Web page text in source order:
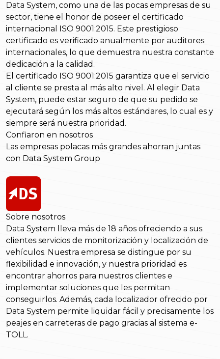
Data System, como una de las pocas empresas de su
sector, tiene el honor de poseer el certificado
internacional ISO 9001:2015. Este prestigioso
certificado es verificado anualmente por auditores
internacionales, lo que demuestra nuestra constante
dedicación a la calidad.
El certificado ISO 9001:2015 garantiza que el servicio
al cliente se presta al más alto nivel. Al elegir Data
System, puede estar seguro de que su pedido se
ejecutará según los más altos estándares, lo cual es y
siempre será nuestra prioridad.
Confiaron en nosotros
Las empresas polacas más grandes ahorran juntas
con Data System Group
Sobre nosotros
Data System lleva más de 18 años ofreciendo a sus
clientes servicios de monitorización y localización de
vehículos. Nuestra empresa se distingue por su
flexibilidad e innovación, y nuestra prioridad es
encontrar ahorros para nuestros clientes e
implementar soluciones que les permitan
conseguirlos. Además, cada localizador ofrecido por
Data System permite liquidar fácil y precisamente los
peajes en carreteras de pago gracias al sistema e-
TOLL.